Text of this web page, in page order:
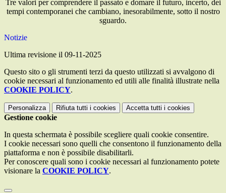
Tre valori per comprendere il passato e domare il futuro, incerto, dei
tempi contemporanei che cambiano, inesorabilmente, sotto il nostro
sguardo.
Notizie
Ultima revisione il 09-11-2025
Questo sito o gli strumenti terzi da questo utilizzati si avvalgono di
cookie necessari al funzionamento ed utili alle finalità illustrate nella
COOKIE POLICY.
Personalizza Rifiuta tutti i cookies Accetta tutti i cookies
Gestione cookie
In questa schermata è possibile scegliere quali cookie consentire.
I cookie necessari sono quelli che consentono il funzionamento della
piattaforma e non è possibile disabilitarli.
Per conoscere quali sono i cookie necessari al funzionamento potete
visionare la COOKIE POLICY.